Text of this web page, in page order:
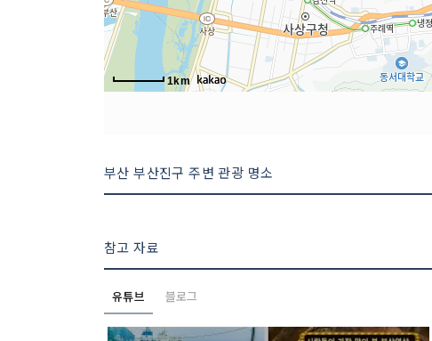
1km
부산 부산진구 주변 관광 명소
참고 자료
유튜브 블로그